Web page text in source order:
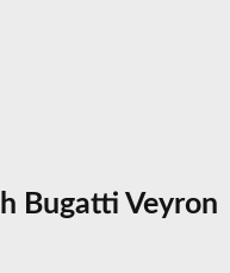
Bugatti Veyron